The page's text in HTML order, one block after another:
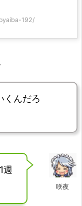
192/
くんだろ
咲夜
週